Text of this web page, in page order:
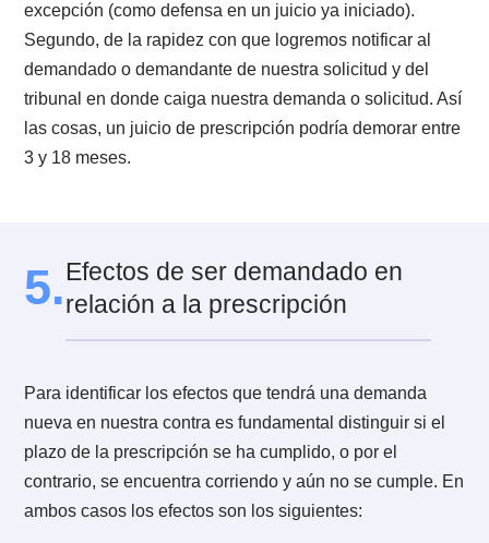
3.2. ¿Cuáles son los requisitos de la
prescripción de deudas?
Losrequisitos de este tipo de prescripción, son los
siguientes:
se puede prescribir en sí misma. Es necesario
factibilidad ante la Ley.
haya hecho acción alguna por cobrar.
Que la prescripción se alegue. No es un proceso
automático el de prescribir. Al contrario, se debe dar